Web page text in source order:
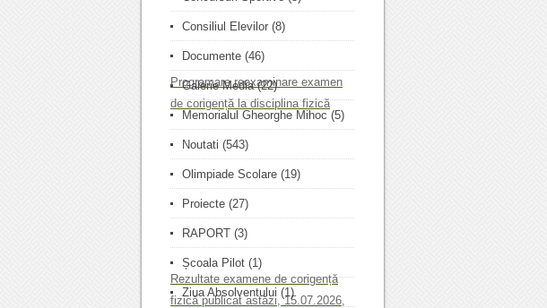
Programare reexaminare examen
de corigență la disciplina fizică
Rezultate examene de corigență
fizică publicat astăzi, 15.07.2026,
Consiliul Elevilor (8)
Documente (46)
Galerie Media(22)
Memorialul Gheorghe Mihoc (5)
Noutati (543)
Olimpiade Scolare (19)
Proiecte (27)
RAPORT (3)
Școala Pilot (1)
Ziua Absolventului (1)